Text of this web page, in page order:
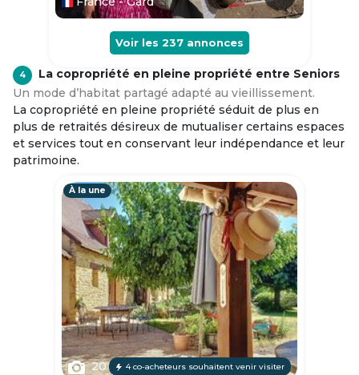
Voir les 237 annonces
4
La copropriété en pleine propriété entre Seniors
Un mode d’habitat partagé adapté au vieillissement.
La copropriété en pleine propriété séduit de plus en
plus de retraités désireux de mutualiser certains espaces
et services tout en conservant leur indépendance et leur
patrimoine.
À la une
20 4 co-acheteurs souhaitent venir visiter